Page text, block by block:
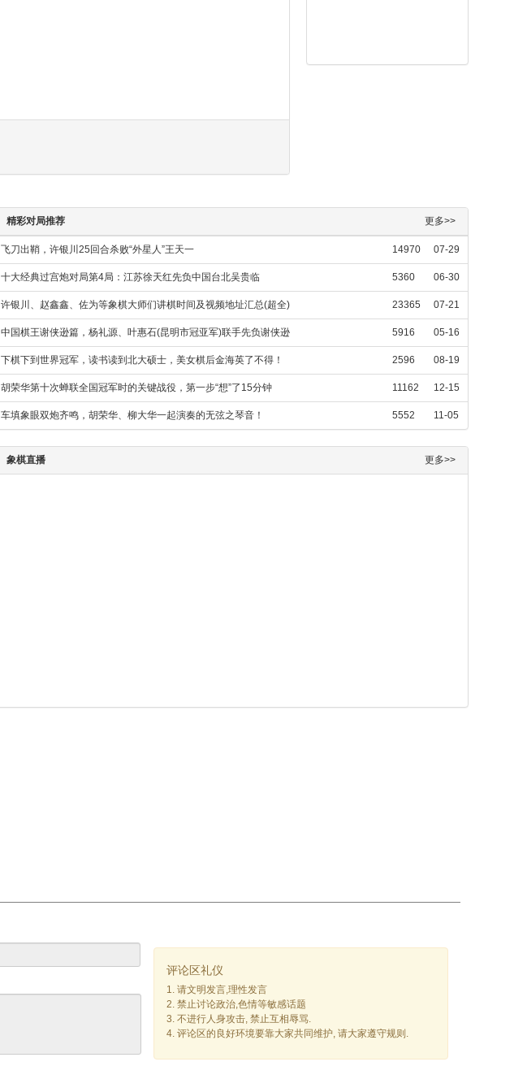
精彩对局推荐 更多>>
飞刀出鞘，许银川25回合杀败“外星人”王天一 14970 07-29
十大经典过宫炮对局第4局：江苏徐天红先负中国台北吴贵临 5360 06-30
许银川、赵鑫鑫、佐为等象棋大师们讲棋时间及视频地址汇总(超全) 23365 07-21
中国棋王谢侠逊篇，杨礼源、叶惠石(昆明市冠亚军)联手先负谢侠逊 5916 05-16
下棋下到世界冠军，读书读到北大硕士，美女棋后金海英了不得！ 2596 08-19
胡荣华第十次蝉联全国冠军时的关键战役，第一步“想”了15分钟 11162 12-15
车填象眼双炮齐鸣，胡荣华、柳大华一起演奏的无弦之琴音！ 5552 11-05
象棋直播 更多>>
评论区礼仪
1. 请文明发言,理性发言
2. 禁止讨论政治,色情等敏感话题
3. 不进行人身攻击, 禁止互相辱骂.
4. 评论区的良好环境要靠大家共同维护, 请大家遵守规则.